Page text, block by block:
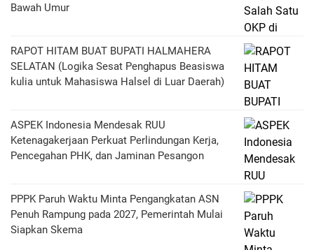
Bawah Umur
RAPOT HITAM BUAT BUPATI HALMAHERA
SELATAN (Logika Sesat Penghapus Beasiswa
kulia untuk Mahasiswa Halsel di Luar Daerah)
ASPEK Indonesia Mendesak RUU
Ketenagakerjaan Perkuat Perlindungan Kerja,
Pencegahan PHK, dan Jaminan Pesangon
PPPK Paruh Waktu Minta Pengangkatan ASN
Penuh Rampung pada 2027, Pemerintah Mulai
Siapkan Skema